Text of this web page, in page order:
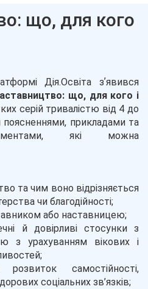
що, для кого
Дія.Освіта зʼявився
що, для кого і
серій тривалістю від 4 до
поясненнями, прикладами та
які можна
та чим воно відрізняється
чи благодійності;
або наставницею;
й довірливі стосунки з
з урахуванням вікових і
самостійності,
соціальних зв’язків;